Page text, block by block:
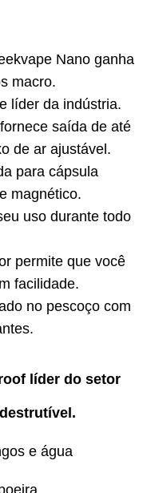
Nano ganha
macro.
líder da indústria.
saída de até
de ar ajustável.
para cápsula
magnético.
uso durante todo
permite que você
facilidade.
no pescoço com
líder do setor
e água